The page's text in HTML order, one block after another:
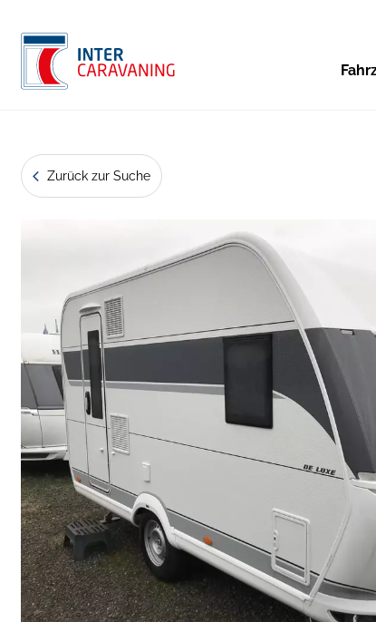
Zurück zur Suche